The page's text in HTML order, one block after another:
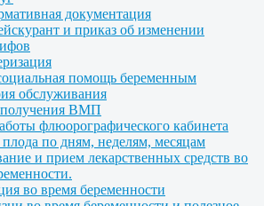
документация
и приказ об изменении
помощь беременным
обслуживания
ВМП
флюорографического кабинета
плода по дням, неделям, месяцам
и прием лекарственных средств во
во время беременности